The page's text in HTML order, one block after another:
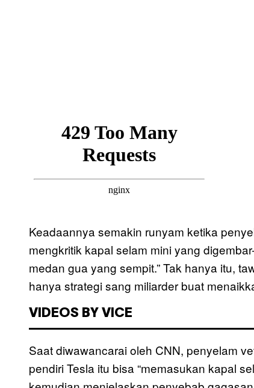
Keadaannya semakin runyam ketika
mengkritik kapal selam mini yang
medan gua yang sempit.” Tak hanya itu,
hanya strategi sang miliarder buat
VIDEOS BY VICE
Saat diwawancarai oleh CNN, penyelam
pendiri Tesla itu bisa “memasukan kapal